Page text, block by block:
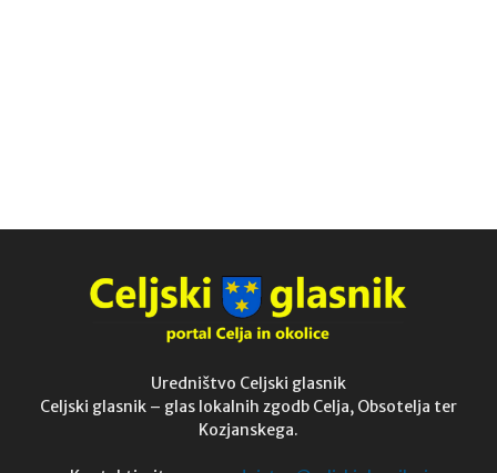
Uredništvo Celjski glasnik
Celjski glasnik – glas lokalnih zgodb Celja, Obsotelja ter
Kozjanskega.